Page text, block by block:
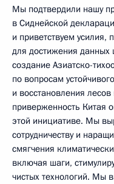
Мы подтвердили нашу
в Сиднейской
и приветствуем
для достижения
создание Азиатско-
по вопросам
и восстановления
приверженность Китая
этой инициативе. Мы
сотрудничеству и
смягчения
включая шаги,
чистых технологий. Мы